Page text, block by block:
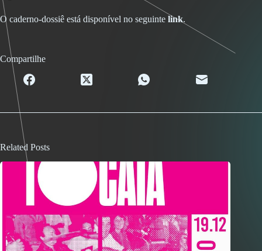
O caderno-dossiê está disponível no seguinte link.
Compartilhe
Related Posts